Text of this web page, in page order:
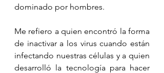
dominado por hombres.
Me refiero a quien encontró la forma
de inactivar a los virus cuando están
infectando nuestras células y a quien
desarrolló la tecnología para hacer